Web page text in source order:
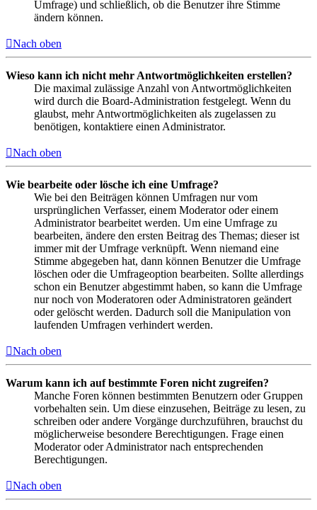
Umfrage) und schließlich, ob die Benutzer ihre Stimme
ändern können.
Nach oben
Wieso kann ich nicht mehr Antwortmöglichkeiten erstellen?
Die maximal zulässige Anzahl von Antwortmöglichkeiten
wird durch die Board-Administration festgelegt. Wenn du
glaubst, mehr Antwortmöglichkeiten als zugelassen zu
benötigen, kontaktiere einen Administrator.
Nach oben
Wie bearbeite oder lösche ich eine Umfrage?
Wie bei den Beiträgen können Umfragen nur vom
ursprünglichen Verfasser, einem Moderator oder einem
Administrator bearbeitet werden. Um eine Umfrage zu
bearbeiten, ändere den ersten Beitrag des Themas; dieser ist
immer mit der Umfrage verknüpft. Wenn niemand eine
Stimme abgegeben hat, dann können Benutzer die Umfrage
löschen oder die Umfrageoption bearbeiten. Sollte allerdings
schon ein Benutzer abgestimmt haben, so kann die Umfrage
nur noch von Moderatoren oder Administratoren geändert
oder gelöscht werden. Dadurch soll die Manipulation von
laufenden Umfragen verhindert werden.
Nach oben
Warum kann ich auf bestimmte Foren nicht zugreifen?
Manche Foren können bestimmten Benutzern oder Gruppen
vorbehalten sein. Um diese einzusehen, Beiträge zu lesen, zu
schreiben oder andere Vorgänge durchzuführen, brauchst du
möglicherweise besondere Berechtigungen. Frage einen
Moderator oder Administrator nach entsprechenden
Berechtigungen.
Nach oben